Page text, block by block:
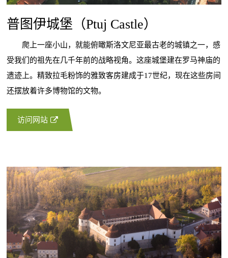
普图伊城堡（Ptuj Castle）
爬上一座小山，就能俯瞰斯洛文尼亚最古老的城镇之一，感
受我们的祖先在几千年前的战略视角。这座城堡建在罗马神庙的
遗迹上。精致拉毛粉饰的雅致客房建成于17世纪，现在这些房间
还摆放着许多博物馆的文物。
访问网站